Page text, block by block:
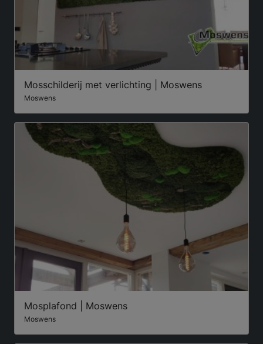
Mosschilderij met verlichting | Moswens
Moswens
Mosplafond | Moswens
Moswens